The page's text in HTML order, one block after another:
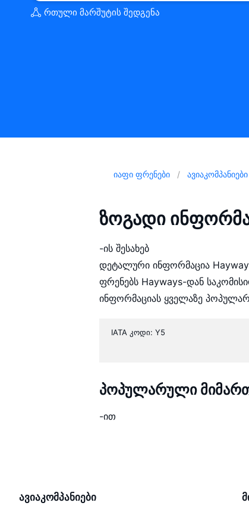
რთული მარშუტის შედგენა
იაფი ფრენები ავიაკომპანიები
ზოგადი
-ის შესახებ
დეტალური ინფორმაცია
ფრენებს Hayways-დან
ინფორმაციას ყველაზე
IATA კოდი: Y5
პოპულარული
-ით
ავიაკომპანიები